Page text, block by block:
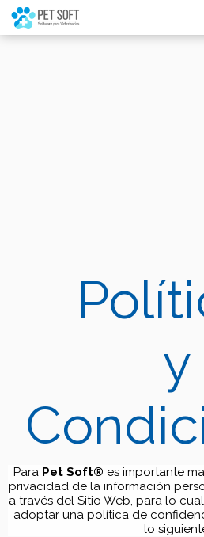
query failed, Table
Query: /*qc=on*/ select * from
y
Para Pet Soft® es importante
privacidad de la información
a través del Sitio Web, para lo
adoptar una política de
lo